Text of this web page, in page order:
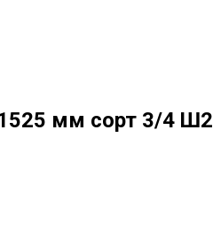
мм сорт 3/4 Ш2